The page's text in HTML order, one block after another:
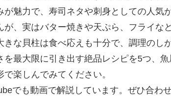
が魅力で、寿司ネタや刺身としての人気
が、実はバター焼きや天ぷら、フライな
きな貝柱は食べ応えも十分で、調理のし
を最大限に引き出す絶品レシピを5つ、
楽しんでみてください。
でも動画で解説しています。ぜひ合わ